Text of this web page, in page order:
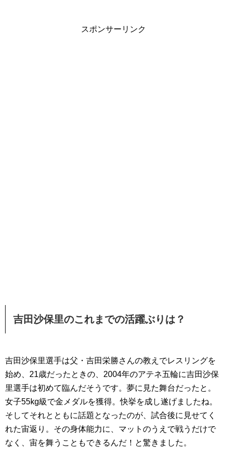
スポンサーリンク
吉田沙保里のこれまでの活躍ぶりは？
吉田沙保里選手は父・吉田栄勝さんの教えでレスリングを
始め、21歳だったときの、2004年のアテネ五輪に吉田沙保
里選手は初めて臨んだそうです。夢に見た舞台だったと。
女子55kg級で金メダルを獲得。快挙を成し遂げましたね。
そしてそれとともに話題となったのが、試合後に見せてく
れた宙返り。その身体能力に、マットのうえで戦うだけで
なく、宙を舞うこともできるんだ！と驚きました。